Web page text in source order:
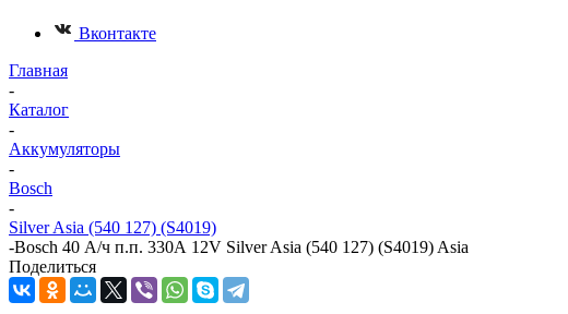
Вконтакте
Главная
-
Каталог
-
Аккумуляторы
-
Bosch
-
Silver Asia (540 127) (S4019)
-Bosch 40 А/ч п.п. 330А 12V Silver Asia (540 127) (S4019) Asia
Поделиться